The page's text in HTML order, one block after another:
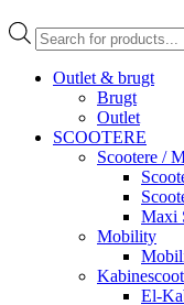
Products
search
Outlet & brugt
Brugt
Outlet
SCOOTERE
Scootere /
Maxi
Mobility
El-